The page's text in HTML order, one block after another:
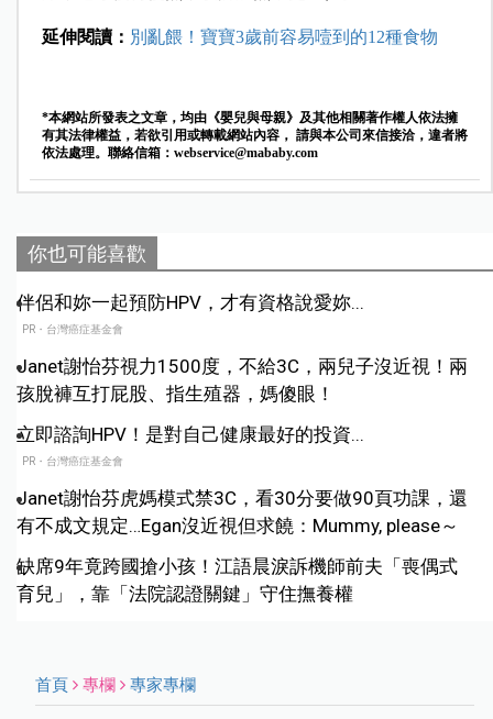
延伸閱讀： 別亂餵！寶寶3歲前容易噎到的12種食物
*本網站所發表之文章，均由《嬰兒與母親》及其他相關著作權人依法擁
有其法律權益，若欲引用或轉載網站內容， 請與本公司來信接洽，違者將
依法處理。聯絡信箱： webservice@mababy.com
你也可能喜歡
伴侶和妳一起預防HPV，才有資格說愛妳...
PR・台灣癌症基金會
Janet謝怡芬視力1500度，不給3C，兩兒子沒近視！兩
孩脫褲互打屁股、指生殖器，媽傻眼！
立即諮詢HPV！是對自己健康最好的投資...
PR・台灣癌症基金會
Janet謝怡芬虎媽模式禁3C，看30分要做90頁功課，還
有不成文規定…Egan沒近視但求饒：Mummy, please～
缺席9年竟跨國搶小孩！江語晨淚訴機師前夫「喪偶式
育兒」，靠「法院認證關鍵」守住撫養權
首頁 專欄 專家專欄